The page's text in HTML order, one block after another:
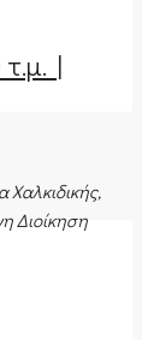
|
Χαλκιδικής,
Διοίκηση